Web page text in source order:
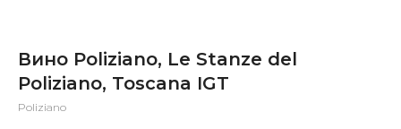
Вино Poliziano, Le Stanze del
Poliziano, Toscana IGT
Poliziano